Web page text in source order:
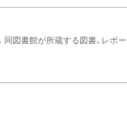
図書館が所蔵する図書、レポー